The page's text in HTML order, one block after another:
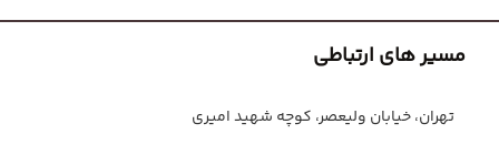
مسیر های ارتباطی
تهران، خیابان ولیعصر، کوچه شهید امیری